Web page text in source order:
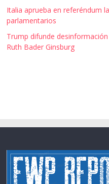
Italia aprueba en referéndum
parlamentarios
Trump difunde
Ruth Bader Ginsburg